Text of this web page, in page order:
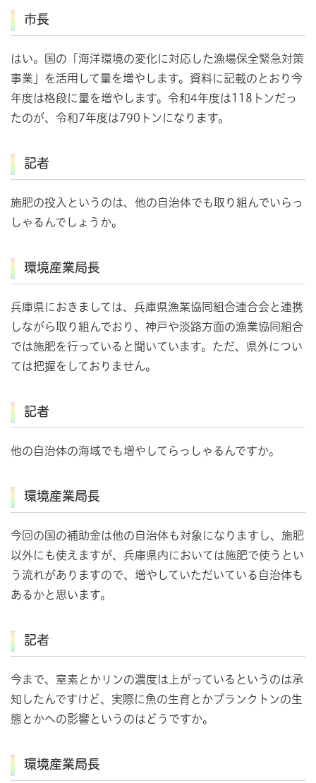
市長
はい。国の「海洋環境の変化に対応した漁場保全緊急対策
事業」を活用して量を増やします。資料に記載のとおり今
年度は格段に量を増やします。令和4年度は118トンだっ
たのが、令和7年度は790トンになります。
記者
施肥の投入というのは、他の自治体でも取り組んでいらっ
しゃるんでしょうか。
環境産業局長
兵庫県におきましては、兵庫県漁業協同組合連合会と連携
しながら取り組んでおり、神戸や淡路方面の漁業協同組合
では施肥を行っていると聞いています。ただ、県外につい
ては把握をしておりません。
記者
他の自治体の海域でも増やしてらっしゃるんですか。
環境産業局長
今回の国の補助金は他の自治体も対象になりますし、施肥
以外にも使えますが、兵庫県内においては施肥で使うとい
う流れがありますので、増やしていただいている自治体も
あるかと思います。
記者
今まで、窒素とかリンの濃度は上がっているというのは承
知したんですけど、実際に魚の生育とかプランクトンの生
態とかへの影響というのはどうですか。
環境産業局長